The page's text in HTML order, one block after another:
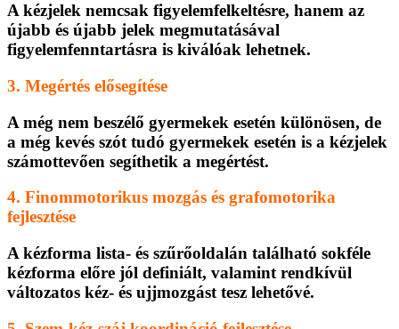
A kézjelek nemcsak figyelemfelkeltésre, hanem az
újabb és újabb jelek megmutatásával
figyelemfenntartásra is kiválóak lehetnek.
3. Megértés elősegítése
A még nem beszélő gyermekek esetén különösen, de
a még kevés szót tudó gyermekek esetén is a kézjelek
számottevően segíthetik a megértést.
4. Finommotorikus mozgás és grafomotorika
fejlesztése
A kézforma lista- és szűrőoldalán található sokféle
kézforma előre jól definiált, valamint rendkívül
változatos kéz- és ujjmozgást tesz lehetővé.